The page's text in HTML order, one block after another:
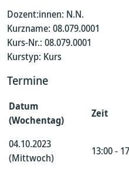
Dozent:innen: N.N.
Kurzname: 08.079.0001
Kurs-Nr.: 08.079.0001
Kurstyp: Kurs
Termine
Datum
(Wochentag)
Zeit
04.10.2023
(Mittwoch)
13:00 -